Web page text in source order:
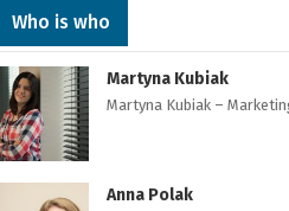
Who is who
Martyna Kubiak
Martyna Kubiak –
Anna Polak